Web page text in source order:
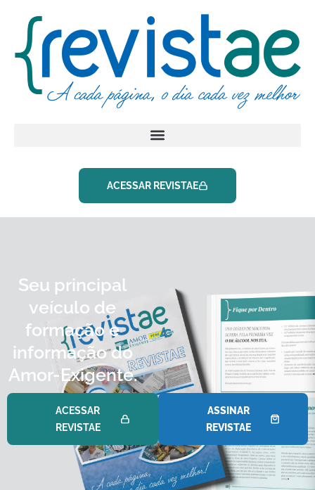
ACESSAR REVISTAE
Seu principal
veículo de
formação e
informação do
Amor-Exigente.
ACESSAR
REVISTAE
ASSINAR
REVISTAE